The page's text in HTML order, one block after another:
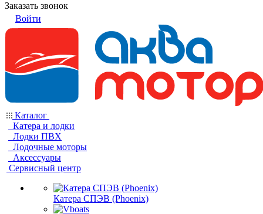
Заказать звонок
Войти
Каталог
Катера и лодки
Лодки ПВХ
Лодочные моторы
Аксессуары
Сервисный центр
Катера СПЭВ (Phoenix)